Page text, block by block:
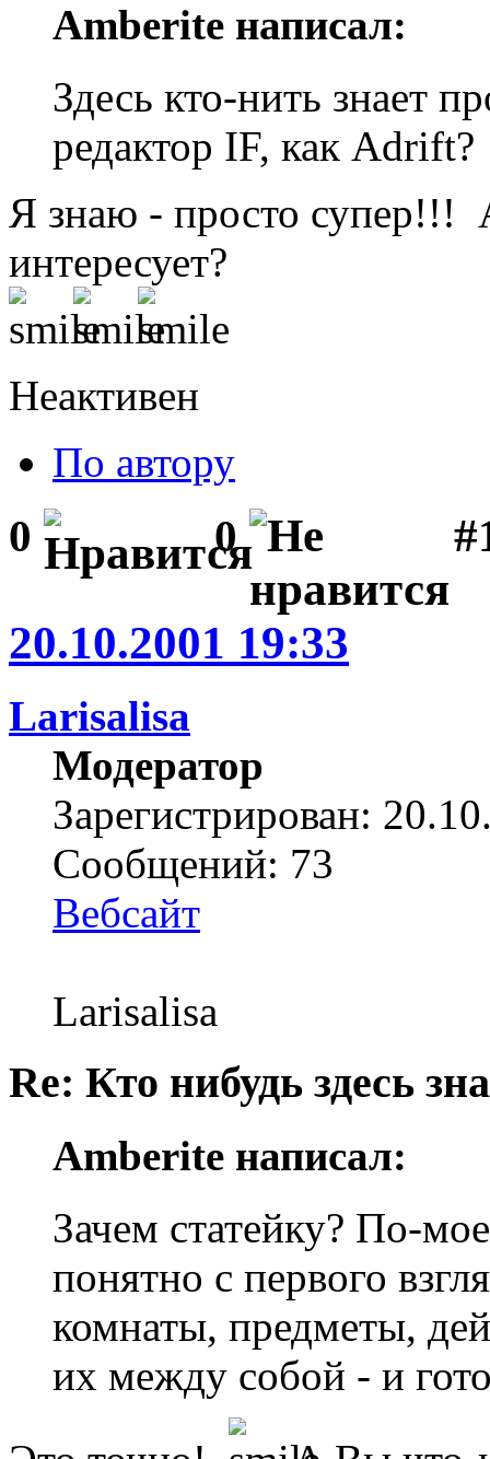
Amberite написал:
Здесь кто-нить знает
редактор IF, как Adrift?
Я знаю - просто супер!!!
интересует?
Неактивен
По автору
0 0
20.10.2001 19:33
Larisalisa
Модератор
Зарегистрирован:
Сообщений: 73
Вебсайт
Larisalisa
Re: Кто нибудь здесь
Amberite написал:
Зачем статейку? По-
понятно с первого
комнаты, предметы,
их между собой - и